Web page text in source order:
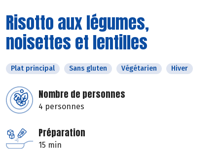
Risotto aux légumes,
noisettes et lentilles
Plat principal Sans gluten Végétarien Hiver
Nombre de personnes
4 personnes
Préparation
15 min